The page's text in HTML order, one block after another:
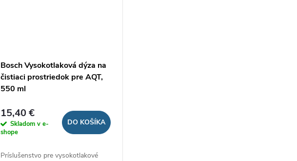
Bosch Vysokotlaková dýza na
čistiaci prostriedok pre AQT,
550 ml
15,40 €
Skladom v e-
shope
DO KOŠÍKA
Príslušenstvo pre vysokotlakové